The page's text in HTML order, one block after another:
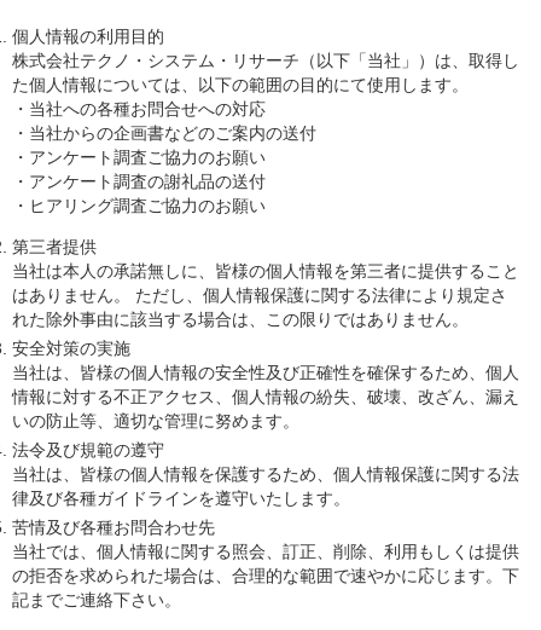
個人情報の利用目的
株式会社テクノ・システム・リサーチ（以下「当社」）は、取得し
た個人情報については、以下の範囲の目的にて使用します。
・当社への各種お問合せへの対応
・当社からの企画書などのご案内の送付
・アンケート調査ご協力のお願い
・アンケート調査の謝礼品の送付
・ヒアリング調査ご協力のお願い
第三者提供
当社は本人の承諾無しに、皆様の個人情報を第三者に提供すること
はありません。 ただし、個人情報保護に関する法律により規定さ
れた除外事由に該当する場合は、この限りではありません。
安全対策の実施
当社は、皆様の個人情報の安全性及び正確性を確保するため、個人
情報に対する不正アクセス、個人情報の紛失、破壊、改ざん、漏え
いの防止等、適切な管理に努めます。
法令及び規範の遵守
当社は、皆様の個人情報を保護するため、個人情報保護に関する法
律及び各種ガイドラインを遵守いたします。
苦情及び各種お問合わせ先
当社では、個人情報に関する照会、訂正、削除、利用もしくは提供
の拒否を求められた場合は、合理的な範囲で速やかに応じます。下
記までご連絡下さい。